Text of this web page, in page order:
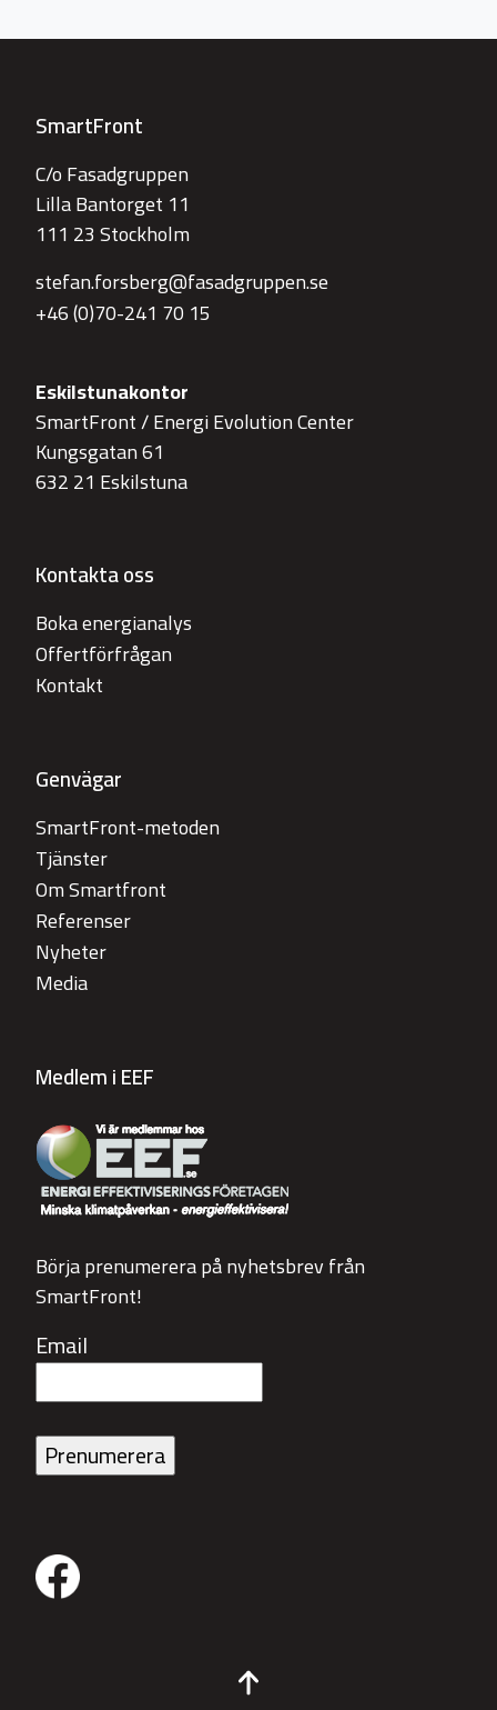
SmartFront
C/o Fasadgruppen
Lilla Bantorget 11
111 23 Stockholm
stefan.forsberg@fasadgruppen.se
+46 (0)70-241 70 15
Eskilstunakontor
SmartFront / Energi Evolution Center
Kungsgatan 61
632 21 Eskilstuna
Kontakta oss
Boka energianalys
Offertförfrågan
Kontakt
Genvägar
SmartFront-metoden
Tjänster
Om Smartfront
Referenser
Nyheter
Media
Medlem i EEF
Börja prenumerera på nyhetsbrev från
SmartFront!
Email